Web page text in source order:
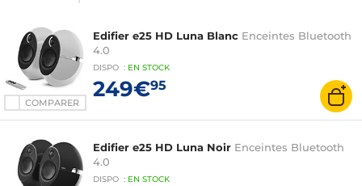
COMPARER
Edifier e25 HD Luna Blanc Enceintes Bluetooth
4.0
DISPO : EN STOCK
249€95
Edifier e25 HD Luna Noir Enceintes Bluetooth
4.0
DISPO : EN STOCK